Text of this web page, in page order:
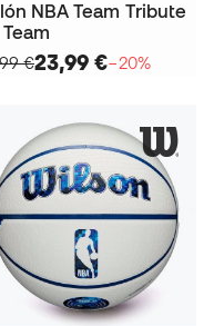
NBA Team Tribute
€23,99 €−20%